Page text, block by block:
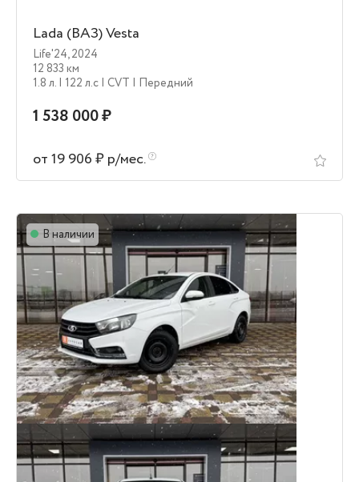
Lada (ВАЗ) Vesta
Life'24,2024
12 833 км
1.8 л. | 122 л.c | CVT | Передний
1 538 000 ₽
от 19 906 ₽ р/мес.
В наличии